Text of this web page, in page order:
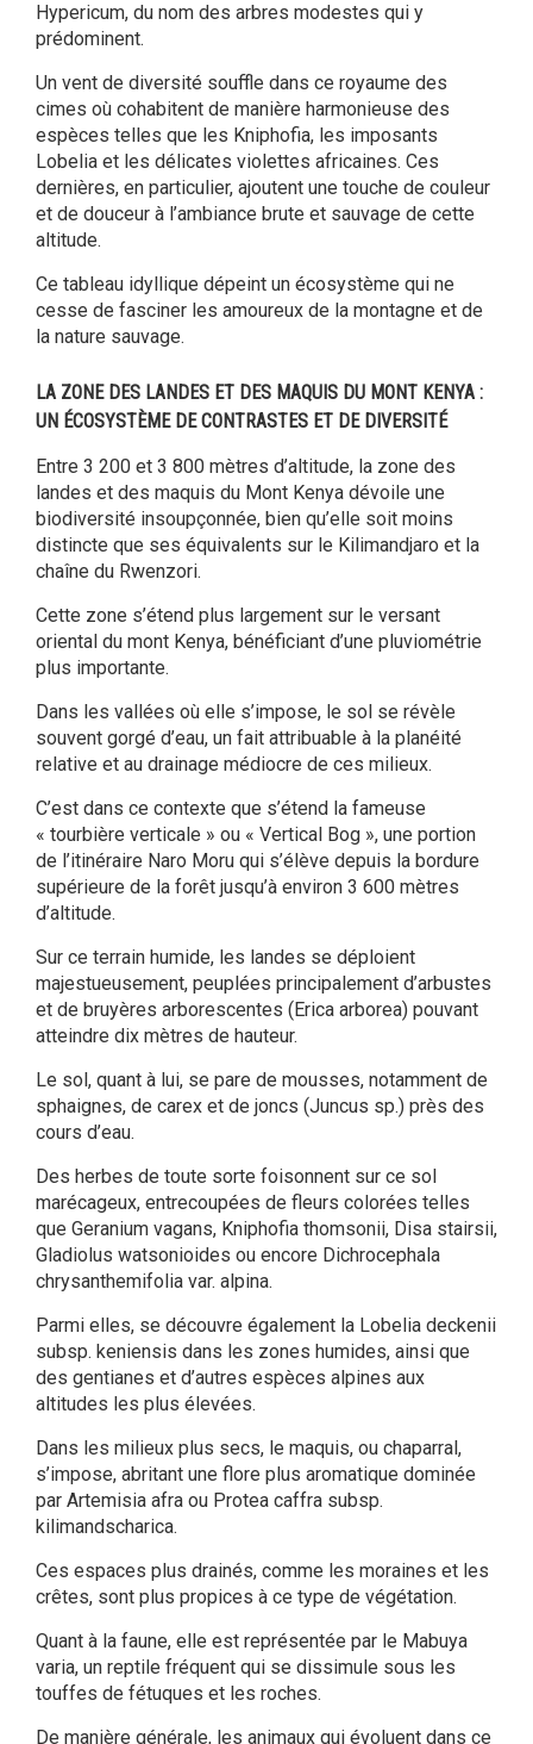
Hypericum, du nom des arbres modestes qui y
prédominent.
Un vent de diversité souffle dans ce royaume des
cimes où cohabitent de manière harmonieuse des
espèces telles que les Kniphofia, les imposants
Lobelia et les délicates violettes africaines. Ces
dernières, en particulier, ajoutent une touche de couleur
et de douceur à l’ambiance brute et sauvage de cette
altitude.
Ce tableau idyllique dépeint un écosystème qui ne
cesse de fasciner les amoureux de la montagne et de
la nature sauvage.
LA ZONE DES LANDES ET DES MAQUIS DU MONT KENYA :
UN ÉCOSYSTÈME DE CONTRASTES ET DE DIVERSITÉ
Entre 3 200 et 3 800 mètres d’altitude, la zone des
landes et des maquis du Mont Kenya dévoile une
biodiversité insoupçonnée, bien qu’elle soit moins
distincte que ses équivalents sur le Kilimandjaro et la
chaîne du Rwenzori.
Cette zone s’étend plus largement sur le versant
oriental du mont Kenya, bénéficiant d’une pluviométrie
plus importante.
Dans les vallées où elle s’impose, le sol se révèle
souvent gorgé d’eau, un fait attribuable à la planéité
relative et au drainage médiocre de ces milieux.
C’est dans ce contexte que s’étend la fameuse
« tourbière verticale » ou « Vertical Bog », une portion
de l’itinéraire Naro Moru qui s’élève depuis la bordure
supérieure de la forêt jusqu’à environ 3 600 mètres
d’altitude.
Sur ce terrain humide, les landes se déploient
majestueusement, peuplées principalement d’arbustes
et de bruyères arborescentes (Erica arborea) pouvant
atteindre dix mètres de hauteur.
Le sol, quant à lui, se pare de mousses, notamment de
sphaignes, de carex et de joncs (Juncus sp.) près des
cours d’eau.
Des herbes de toute sorte foisonnent sur ce sol
marécageux, entrecoupées de fleurs colorées telles
que Geranium vagans, Kniphofia thomsonii, Disa stairsii,
Gladiolus watsonioides ou encore Dichrocephala
chrysanthemifolia var. alpina.
Parmi elles, se découvre également la Lobelia deckenii
subsp. keniensis dans les zones humides, ainsi que
des gentianes et d’autres espèces alpines aux
altitudes les plus élevées.
Dans les milieux plus secs, le maquis, ou chaparral,
s’impose, abritant une flore plus aromatique dominée
par Artemisia afra ou Protea caffra subsp.
kilimandscharica.
Ces espaces plus drainés, comme les moraines et les
crêtes, sont plus propices à ce type de végétation.
Quant à la faune, elle est représentée par le Mabuya
varia, un reptile fréquent qui se dissimule sous les
touffes de fétuques et les roches.
De manière générale, les animaux qui évoluent dans ce